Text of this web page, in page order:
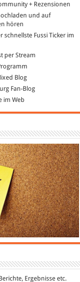
+ Rezensionen
und auf
hören
schnellste Fussi Ticker im
per Stream
Blog
Fan-Blog
im Web
Ergebnisse etc.